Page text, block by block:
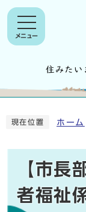
メニュー
現在位置 ホーム
【市長
者福祉